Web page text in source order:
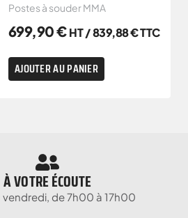
Postes à souder MMA
699,90€HT /839,88€TTC
AJOUTER AU PANIER
À VOTRE ÉCOUTE
vendredi, de 7h00 à 17h00